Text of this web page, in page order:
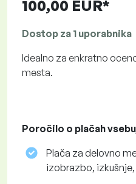
100,00 EUR*
Dostop za 1 uporabnika
Idealno za enkratno
mesta.
Poročilo o plačah
Plača za delovno
izobrazbo,